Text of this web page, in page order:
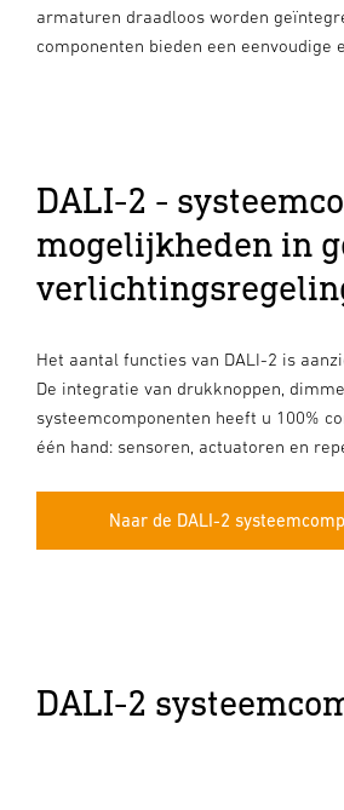
armaturen draadloos worden
componenten bieden een
DALI-2 -
mogelijkheden in
Het aantal functies van DALI-2 is
De integratie van drukknoppen,
systeemcomponenten heeft u 100%
één hand: sensoren, actuatoren en
Naar de DALI-2
DALI-2